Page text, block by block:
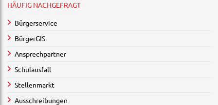
HÄUFIG NACHGEFRAGT
Bürgerservice
BürgerGIS
Ansprechpartner
Schulausfall
Stellenmarkt
Ausschreibungen